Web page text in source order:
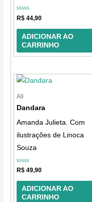
Avaliação
0
de
R$ 44,90
ADICIONAR AO
CARRINHO
All
Dandara
Amanda Julieta. Com
ilustrações de Linoca
Souza
Avaliação
de
R$ 49,90
ADICIONAR AO
CARRINHO